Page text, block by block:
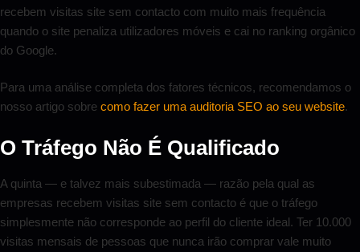
recebem visitas site sem contacto com muito mais frequência
quando o site penaliza utilizadores móveis e cai no ranking orgânico
do Google.
Para uma análise completa dos fatores técnicos, recomendamos o
nosso artigo sobre como fazer uma auditoria SEO ao seu website.
O Tráfego Não É Qualificado
A quinta — e talvez mais subestimada — razão pela qual as
empresas recebem visitas site sem contacto é que o tráfego
simplesmente não corresponde ao perfil do cliente ideal. Ter 10.000
visitas mensais de pessoas que nunca irão comprar vale muito